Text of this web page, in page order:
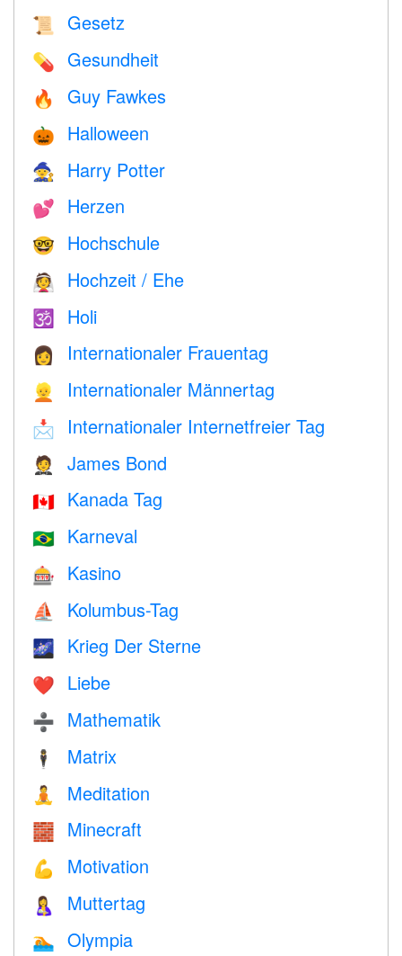
📜 Gesetz
💊 Gesundheit
🔥 Guy Fawkes
🎃 Halloween
🧙 Harry Potter
💕 Herzen
🤓 Hochschule
👰 Hochzeit / Ehe
🕉 Holi
👩 Internationaler Frauentag
👱 Internationaler Männertag
📩 Internationaler Internetfreier Tag
🤵 James Bond
🇨🇦 Kanada Tag
🇧🇷 Karneval
🎰 Kasino
⛵️ Kolumbus-Tag
🌌 Krieg Der Sterne
❤️️ Liebe
➗ Mathematik
🕴️ Matrix
🧘 Meditation
🧱 Minecraft
💪 Motivation
🤱 Muttertag
🏊 Olympia